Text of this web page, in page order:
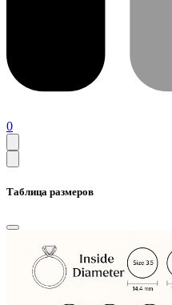
0
Таблица размеров